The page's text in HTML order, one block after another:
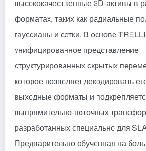
высококачественные 3D-активы в
форматах, таких как радиальные
гауссианы и сетки. В основе
унифицированное представление
структурированных скрытых
которое позволяет декодировать
выходные форматы и
выпрямительно-поточных
разработанных специально для
Предварительно обученная на